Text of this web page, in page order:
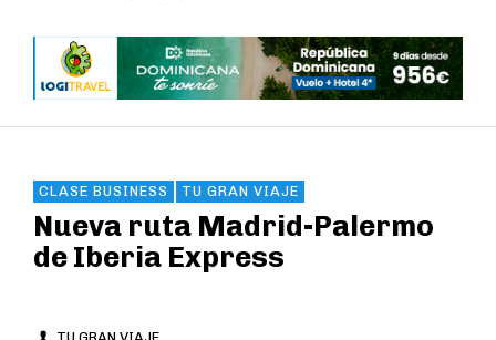
CLASE BUSINESS TU GRAN VIAJE
Nueva ruta Madrid-Palermo
de Iberia Express